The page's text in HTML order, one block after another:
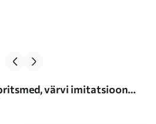
värvi imitatsioon